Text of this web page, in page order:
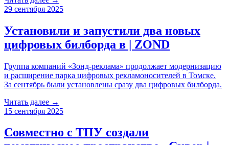
29 сентября 2025
Установили и запустили два новых
цифровых билборда в | ZOND
Группа компаний «Зонд-реклама» продолжает модернизацию
и расширение парка цифровых рекламоносителей в Томске.
За сентябрь были установлены сразу два цифровых билборда.
Читать далее →
15 сентября 2025
Совместно с ТПУ создали